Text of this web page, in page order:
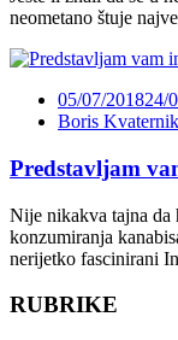
neometano štuje
05/07/201824/
Boris Kvaternik
Predstavljam
Nije nikakva tajna
konzumiranja
nerijetko fascinirani
RUBRIKE